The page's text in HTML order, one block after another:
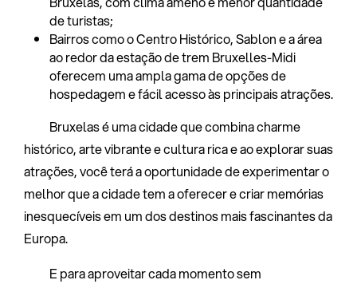
de turistas;
Bairros como o Centro Histórico, Sablon e a área
ao redor da estação de trem Bruxelles-Midi
oferecem uma ampla gama de opções de
hospedagem e fácil acesso às principais atrações.
Bruxelas é uma cidade que combina charme
histórico, arte vibrante e cultura rica e ao explorar suas
atrações, você terá a oportunidade de experimentar o
melhor que a cidade tem a oferecer e criar memórias
inesquecíveis em um dos destinos mais fascinantes da
Europa.
E para aproveitar cada momento sem